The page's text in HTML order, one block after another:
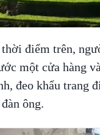
điểm trên,
một cửa hàng
đeo khẩu trang
ông.